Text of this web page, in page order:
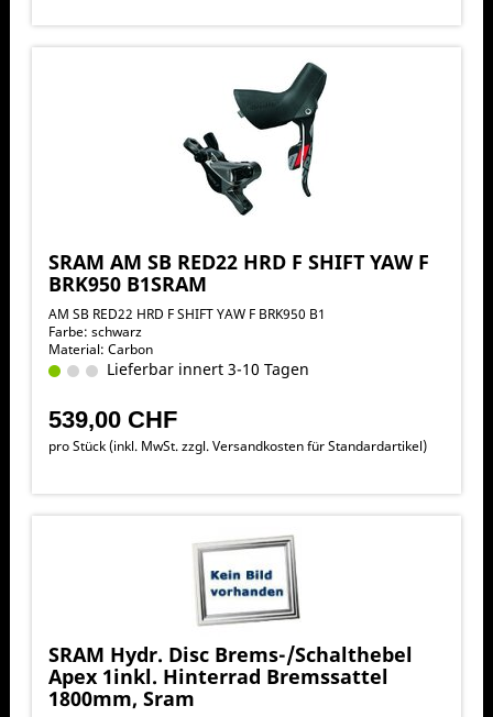
SRAM AM SB RED22 HRD F SHIFT YAW F
BRK950 B1SRAM
AM SB RED22 HRD F SHIFT YAW F BRK950 B1
Farbe: schwarz
Material: Carbon
Lieferbar innert 3-10 Tagen
539,00 CHF
pro Stück (inkl. MwSt. zzgl.Versandkosten für Standardartikel)
SRAM Hydr. Disc Brems-/Schalthebel
Apex 1inkl. Hinterrad Bremssattel
1800mm, Sram